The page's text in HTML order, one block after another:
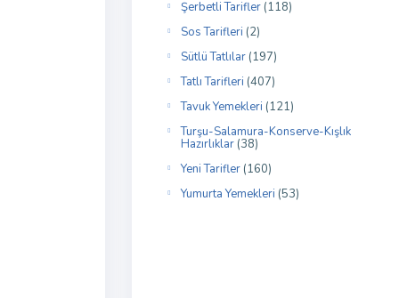
Şerbetli Tarifler (118)
Sos Tarifleri (2)
Sütlü Tatlılar (197)
Tatlı Tarifleri (407)
Tavuk Yemekleri (121)
Turşu-Salamura-Konserve-Kışlık
Hazırlıklar (38)
Yeni Tarifler (160)
Yumurta Yemekleri (53)